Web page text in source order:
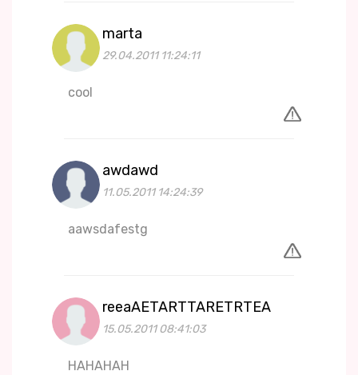
marta
29.04.2011 11:24:11
cool
awdawd
11.05.2011 14:24:39
aawsdafestg
reeaAETARTTARETRTEA
15.05.2011 08:41:03
HAHAHAH